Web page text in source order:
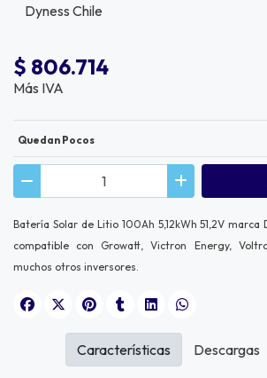
Dyness Chile
$ 806.714
Más IVA
Quedan Pocos
Batería Solar de Litio 100Ah 5,12kWh 51,2V marca
compatible con Growatt, Victron Energy,
muchos otros inversores.
Características Descargas